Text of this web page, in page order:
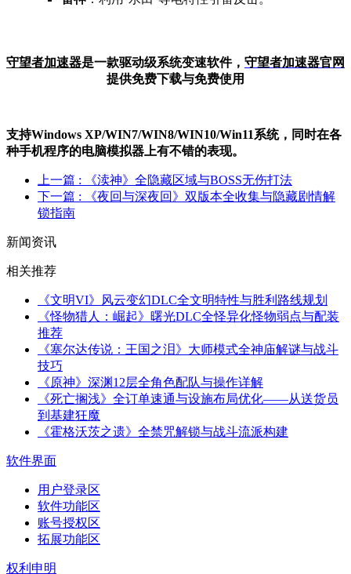
守望者加速器是一款驱动级系统变速软件， 守望者加速器官网
提供免费下载与免费使用
支持Windows XP/WIN7/WIN8/WIN10/Win11系统，同时在各
种手机程序的电脑模拟器上有不错的表现。
上一篇 : 《渎神》全隐藏区域与BOSS无伤打法
下一篇 : 《夜回与深夜回》双版本全收集与隐藏剧情解
锁指南
新闻资讯
相关推荐
《文明VI》风云变幻DLC全文明特性与胜利路线规划
《怪物猎人：崛起》曙光DLC全怪异化怪物弱点与配装
推荐
《塞尔达传说：王国之泪》大师模式全神庙解谜与战斗
技巧
《原神》深渊12层全角色配队与操作详解
《死亡搁浅》全订单速通与设施布局优化——从送货员
到基建狂魔
《霍格沃茨之遗》全禁咒解锁与战斗流派构建
软件界面
用户登录区
软件功能区
账号授权区
拓展功能区
权利申明